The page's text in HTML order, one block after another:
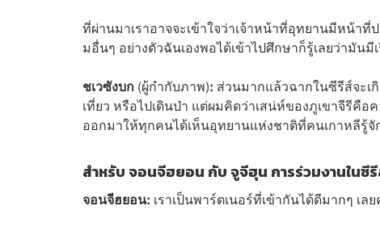
ที่ผ่านมาเราอาจจะเข้าใจว่าเจ้าหน้าที่อุทยานมีหน้า
มอื่นๆ อย่างตัวฉันเองพอได้เข้าไปศึกษาก็รู้เลยว่ามันมี
ชเวซังบก (ผู้กำกับภาพ): ส่วนมากแล้วฉากในซีรีส์จะเ
เที่ยว หรือไปเดินป่า แต่ผมคิดว่าเสน่ห์ของภูเขาจีรีคื
ออกมาให้ทุกคนได้เห็นอุทยานแห่งชาติที่คนเกาหลีรู้
สำหรับ จอนจีฮยอน กับ จูจีฮุน การร่วมงานในซี
จอนจีฮยอน: เราเป็นพาร์ตเนอร์ที่เข้ากันได้ดีมากๆ เล